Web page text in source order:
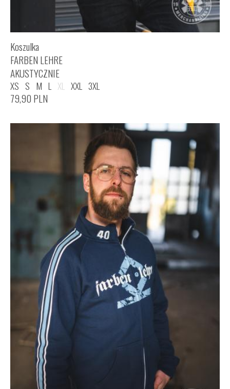
Koszulka
FARBEN LEHRE
AKUSTYCZNIE
XS S M L XL XXL 3XL
79,90 PLN